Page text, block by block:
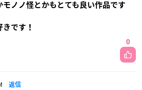
ノノ怪とかもとても良い作品です
です！
0
返信